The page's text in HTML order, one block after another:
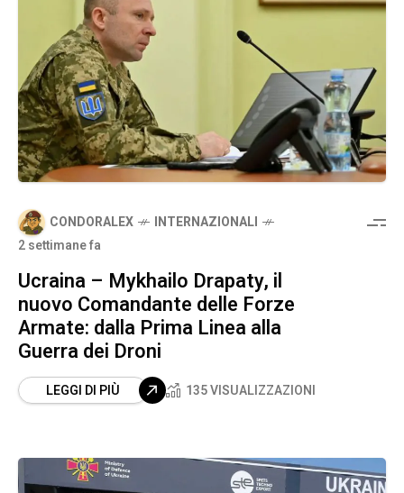
CONDORALEX
INTERNAZIONALI
2 settimane fa
Ucraina – Mykhailo Drapaty, il
nuovo Comandante delle Forze
Armate: dalla Prima Linea alla
Guerra dei Droni
LEGGI DI PIÙ 135 VISUALIZZAZIONI